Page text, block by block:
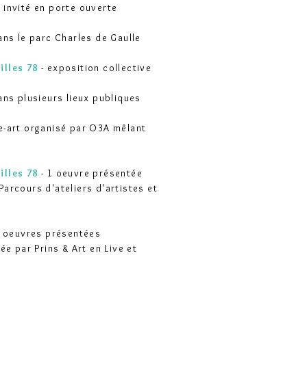
en porte ouverte
le parc Charles de Gaulle
78 - exposition collective
plusieurs lieux publiques
art organisé par O3A mêlant
78 - 1 oeuvre présentée
d'ateliers d'artistes et
oeuvres présentées
par Prins & Art en Live et